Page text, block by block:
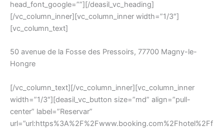
head_font_google=””][/deasil_vc_heading]
[/vc_column_inner][vc_column_inner width=”1/3″]
[vc_column_text]
50 avenue de la Fosse des Pressoirs, 77700 Magny-le-
Hongre
[/vc_column_text][/vc_column_inner][vc_column_inner
width=”1/3″][deasil_vc_button size=”md” align=”pull-
center” label=”Reservar”
url=”url:https%3A%2F%2Fwww.booking.com%2Fhotel%2Ff